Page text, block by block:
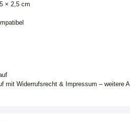
× 2,5 cm
mit Widerrufsrecht & Impressum – weitere